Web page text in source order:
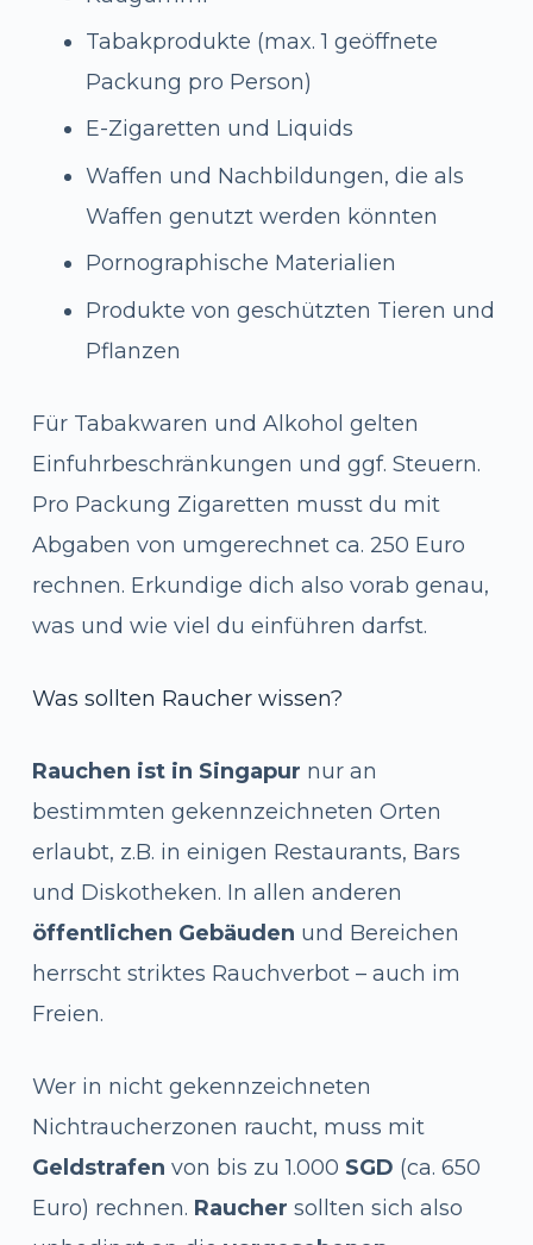
Tabakprodukte (max. 1 geöffnete
Packung pro Person)
E-Zigaretten und Liquids
Waffen und Nachbildungen, die als
Waffen genutzt werden könnten
Pornographische Materialien
Produkte von geschützten Tieren und
Pflanzen
Für Tabakwaren und Alkohol gelten
Einfuhrbeschränkungen und ggf. Steuern.
Pro Packung Zigaretten musst du mit
Abgaben von umgerechnet ca. 250 Euro
rechnen. Erkundige dich also vorab genau,
was und wie viel du einführen darfst.
Was sollten Raucher wissen?
Rauchen ist in Singapur nur an
bestimmten gekennzeichneten Orten
erlaubt, z.B. in einigen Restaurants, Bars
und Diskotheken. In allen anderen
öffentlichen Gebäuden und Bereichen
herrscht striktes Rauchverbot – auch im
Freien.
Wer in nicht gekennzeichneten
Nichtraucherzonen raucht, muss mit
Geldstrafen von bis zu 1.000 SGD (ca. 650
Euro) rechnen. Raucher sollten sich also